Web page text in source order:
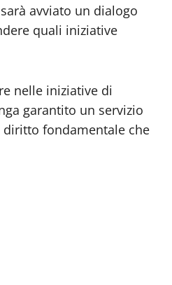
avviato un dialogo
quali iniziative
nelle iniziative di
garantito un servizio
diritto fondamentale che